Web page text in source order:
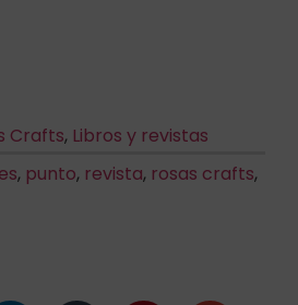
Crafts, Libros y revistas
, punto, revista, rosas crafts,